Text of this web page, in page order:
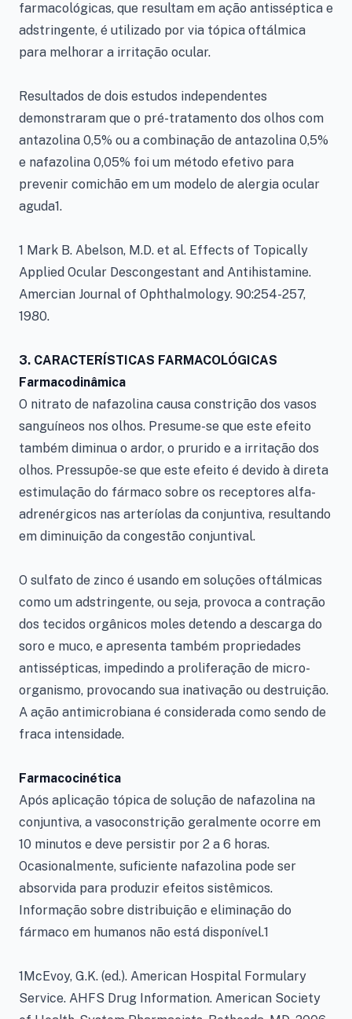
farmacológicas, que resultam em ação antisséptica e
adstringente, é utilizado por via tópica oftálmica
para melhorar a irritação ocular.
Resultados de dois estudos independentes
demonstraram que o pré-tratamento dos olhos com
antazolina 0,5% ou a combinação de antazolina 0,5%
e nafazolina 0,05% foi um método efetivo para
prevenir comichão em um modelo de alergia ocular
aguda1.
1 Mark B. Abelson, M.D. et al. Effects of Topically
Applied Ocular Descongestant and Antihistamine.
Amercian Journal of Ophthalmology. 90:254-257,
1980.
3. CARACTERÍSTICAS FARMACOLÓGICAS
Farmacodinâmica
O nitrato de nafazolina causa constrição dos vasos
sanguíneos nos olhos. Presume-se que este efeito
também diminua o ardor, o prurido e a irritação dos
olhos. Pressupõe-se que este efeito é devido à direta
estimulação do fármaco sobre os receptores alfa-
adrenérgicos nas arteríolas da conjuntiva, resultando
em diminuição da congestão conjuntival.
O sulfato de zinco é usando em soluções oftálmicas
como um adstringente, ou seja, provoca a contração
dos tecidos orgânicos moles detendo a descarga do
soro e muco, e apresenta também propriedades
antissépticas, impedindo a proliferação de micro-
organismo, provocando sua inativação ou destruição.
A ação antimicrobiana é considerada como sendo de
fraca intensidade.
Farmacocinética
Após aplicação tópica de solução de nafazolina na
conjuntiva, a vasoconstrição geralmente ocorre em
10 minutos e deve persistir por 2 a 6 horas.
Ocasionalmente, suficiente nafazolina pode ser
absorvida para produzir efeitos sistêmicos.
Informação sobre distribuição e eliminação do
fármaco em humanos não está disponível.1
1McEvoy, G.K. (ed.). American Hospital Formulary
Service. AHFS Drug Information. American Society